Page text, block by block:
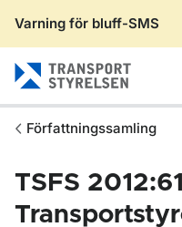
Varning för bluff-SMS
Författningssamling
TSFS 2012:61